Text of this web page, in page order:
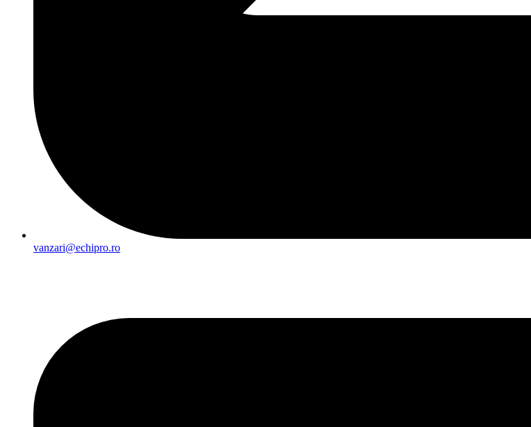
vanzari@echipro.ro